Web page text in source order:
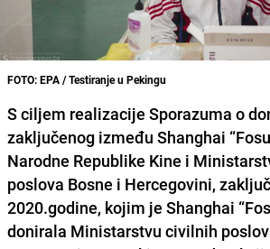
FOTO: EPA / Testiranje u Pekingu
S ciljem realizacije Sporazuma o
zaključenog između Shanghai
Narodne Republike Kine i
poslova Bosne i Hercegovini,
2020.godine, kojim je Shanghai
donirala Ministarstvu civilnih